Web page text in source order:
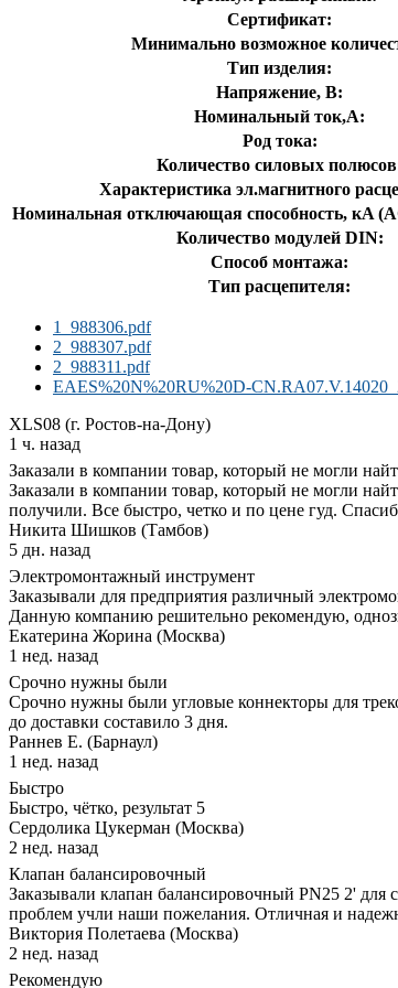
Сертификат:
Минимально возможное
Тип изделия:
Напряжение, В:
Номинальный ток,А:
Род тока:
Количество силовых
Характеристика эл.магнитного
Номинальная отключающая способность, кA
Количество модулей DIN:
Способ монтажа:
Тип расцепителя:
1_988306.pdf
2_988307.pdf
2_988311.pdf
EAES%20N%20RU%20D-
XLS08 (г. Ростов-на-Дону)
1 ч. назад
Заказали в компании товар, который не могли
Заказали в компании товар, который не могли
получили. Все быстро, четко и по цене гуд.
Никита Шишков (Тамбов)
5 дн. назад
Электромонтажный инструмент
Заказывали для предприятия различный
Данную компанию решительно рекомендую,
Екатерина Жорина (Москва)
1 нед. назад
Срочно нужны были
Срочно нужны были угловые коннекторы для
до доставки составило 3 дня.
Раннев Е. (Барнаул)
1 нед. назад
Быстро
Быстро, чётко, результат 5
Сердолика Цукерман (Москва)
2 нед. назад
Клапан балансировочный
Заказывали клапан балансировочный PN25 2' для
проблем учли наши пожелания. Отличная и
Виктория Полетаева (Москва)
2 нед. назад
Рекомендую